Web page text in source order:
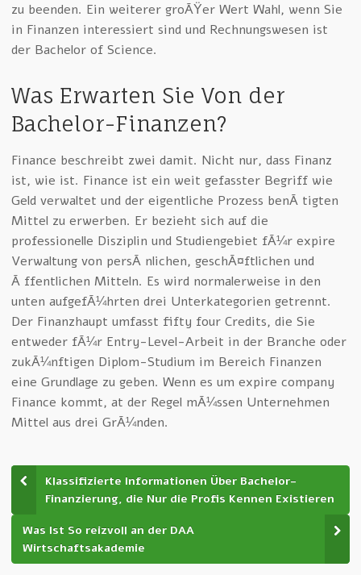
zu beenden. Ein weiterer groÃŸer Wert Wahl, wenn Sie
in Finanzen interessiert sind und Rechnungswesen ist
der Bachelor of Science.
Was Erwarten Sie Von der
Bachelor-Finanzen?
Finance beschreibt zwei damit. Nicht nur, dass Finanz
ist, wie ist. Finance ist ein weit gefasster Begriff wie
Geld verwaltet und der eigentliche Prozess benÃ¶tigten
Mittel zu erwerben. Er bezieht sich auf die
professionelle Disziplin und Studiengebiet fÃ¼r expire
Verwaltung von persÃ¶nlichen, geschÃ¤ftlichen und
Ã¶ffentlichen Mitteln. Es wird normalerweise in den
unten aufgefÃ¼hrten drei Unterkategorien getrennt.
Der Finanzhaupt umfasst fifty four Credits, die Sie
entweder fÃ¼r Entry-Level-Arbeit in der Branche oder
zukÃ¼nftigen Diplom-Studium im Bereich Finanzen
eine Grundlage zu geben. Wenn es um expire company
Finance kommt, at der Regel mÃ¼ssen Unternehmen
Mittel aus drei GrÃ¼nden.
Klassifizierte Informationen Über Bachelor-
Finanzierung, die Nur die Profis Kennen Existieren
Was Ist So reizvoll an der DAA
Wirtschaftsakademie